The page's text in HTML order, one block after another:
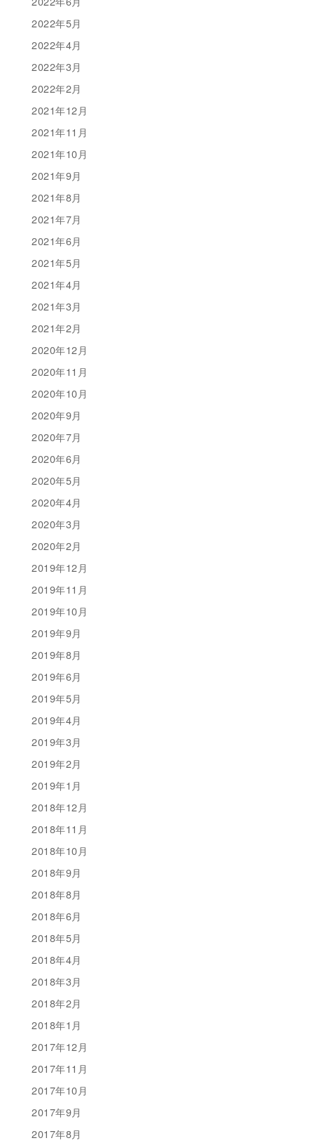
2022年5月
2022年4月
2022年3月
2022年2月
2021年12月
2021年11月
2021年10月
2021年9月
2021年8月
2021年7月
2021年6月
2021年5月
2021年4月
2021年3月
2021年2月
2020年12月
2020年11月
2020年10月
2020年9月
2020年7月
2020年6月
2020年5月
2020年4月
2020年3月
2020年2月
2019年12月
2019年11月
2019年10月
2019年9月
2019年8月
2019年6月
2019年5月
2019年4月
2019年3月
2019年2月
2019年1月
2018年12月
2018年11月
2018年10月
2018年9月
2018年8月
2018年6月
2018年5月
2018年4月
2018年3月
2018年2月
2018年1月
2017年12月
2017年11月
2017年10月
2017年9月
2017年8月